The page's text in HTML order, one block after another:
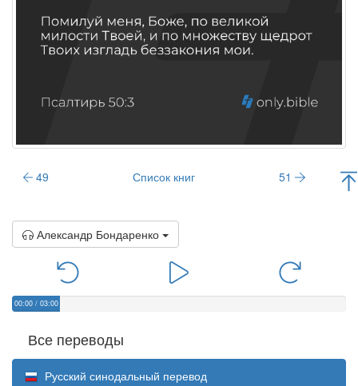
49 Список книг 51
Александр Бондаренко
00:00 / 03:00
Все переводы
Русский синодальный перевод